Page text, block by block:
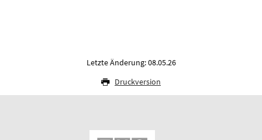
Letzte Änderung: 08.05.26
Druckversion